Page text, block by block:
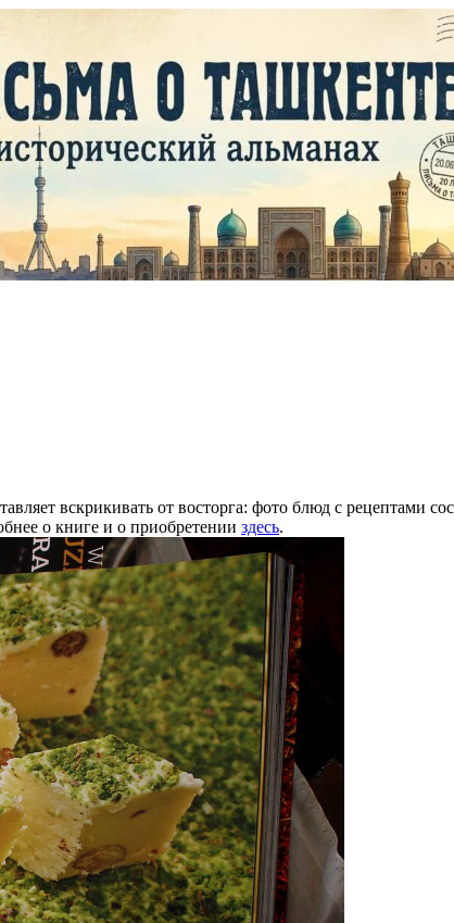
вскрикивать от восторга: фото блюд с рецептами
о книге и о приобретении здесь.